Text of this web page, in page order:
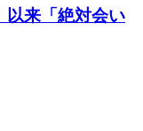
以来「絶対会い